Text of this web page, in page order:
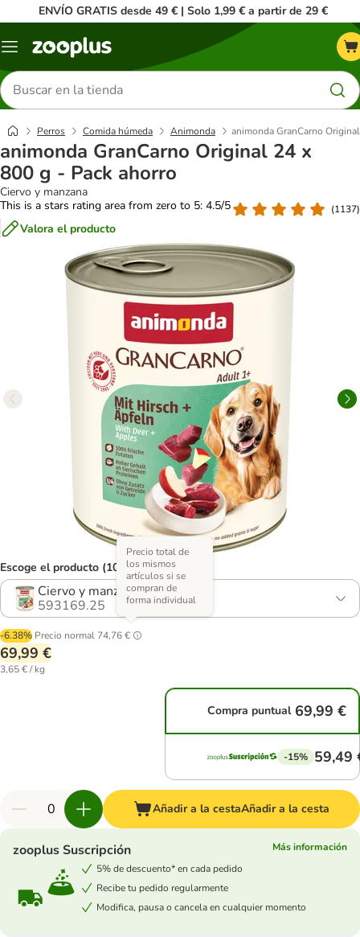
ENVÍO GRATIS desde 49 € | Solo 1,99 € a partir de 29 €
Menú
Buscar
productos
Perros Comida húmeda Animonda animonda GranCarno
animonda GranCarno Original 24 x
800 g - Pack ahorro
Ciervo y manzana
This is a stars rating area from zero to 5: 4.5/5
(1137)
Valora el producto
Escoge el producto (10 opciones)
Ciervo y manzana
593169.25
-6.38% Precio normal 74,76 €
Precio total de
los mismos
artículos si se
compran de
forma individual
69,99 €
3,65 € / kg
Compra puntual 69,99 €
-15% 59,49
Añadir a la cestaAñadir a la cesta
zooplus Suscripción
Más información
5% de descuento* en cada pedido
Recibe tu pedido regularmente
Modifica, pausa o cancela en cualquier momento